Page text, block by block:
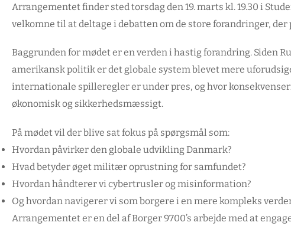
Arrangementet finder sted torsdag den 19. marts kl. 19.30 i
velkomne til at deltage i debatten om de store forandringer,
Baggrunden for mødet er en verden i hastig forandring. Siden
amerikansk politik er det globale system blevet mere
internationale spilleregler er under pres, og hvor
økonomisk og sikkerhedsmæssigt.
På mødet vil der blive sat fokus på spørgsmål som:
Hvordan påvirker den globale udvikling Danmark?
Hvad betyder øget militær oprustning for samfundet?
Hvordan håndterer vi cybertrusler og misinformation?
Og hvordan navigerer vi som borgere i en mere kompleks
Arrangementet er en del af Borger 9700’s arbejde med at